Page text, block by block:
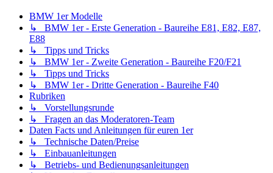
BMW 1er Modelle
↳ BMW 1er - Erste Generation - Baureihe E81, E82, E87,
E88
↳ Tipps und Tricks
↳ BMW 1er - Zweite Generation - Baureihe F20/F21
↳ Tipps und Tricks
↳ BMW 1er - Dritte Generation - Baureihe F40
Rubriken
↳ Vorstellungsrunde
↳ Fragen an das Moderatoren-Team
Daten Facts und Anleitungen für euren 1er
↳ Technische Daten/Preise
↳ Einbauanleitungen
↳ Betriebs- und Bedienungsanleitungen